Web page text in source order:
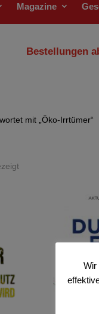
Magazine
Bestellungen
mit „Öko-Irrtümer“
Wir